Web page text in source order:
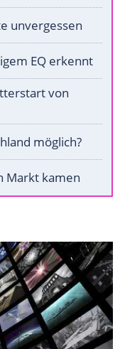
unvergessen
EQ erkennt
von
möglich?
Markt kamen